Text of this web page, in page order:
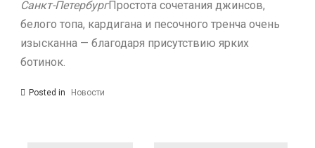
Санкт-ПетербургПростота сочетания джинсов,
белого топа, кардигана и песочного тренча очень
изысканна — благодаря присутствию ярких
ботинок.
Posted in Новости